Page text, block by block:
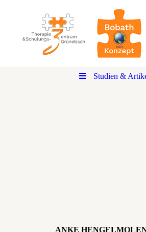
Studien &
ANKE